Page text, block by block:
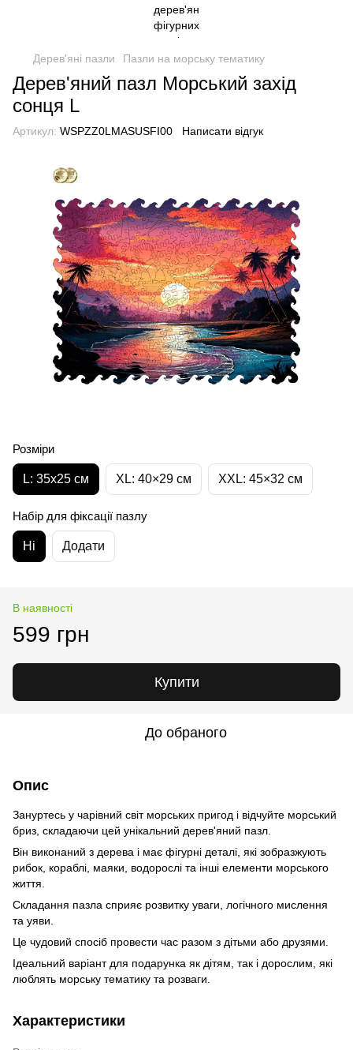
Дерев'яні пазли Пазли на морську тематику
Дерев'яний пазл Морський захід
сонця L
Артикул: WSPZZ0LMASUSFI00 Написати відгук
Розміри
L: 35х25 см XL: 40×29 см XXL: 45×32 cм
Набір для фіксації пазлу
Ні Додати
В наявності
599 грн
Купити
До обраного
Опис
Зануртесь у чарівний світ морських пригод і відчуйте морський
бриз, складаючи цей унікальний дерев'яний пазл.
Він виконаний з дерева і має фігурні деталі, які зобразжують
рибок, кораблі, маяки, водорослі та інші елементи морського
життя.
Складання пазла сприяє розвитку уваги, логічного мислення
та уяви.
Це чудовий спосіб провести час разом з дітьми або друзями.
Ідеальний варіант для подарунка як дітям, так і дорослим, які
люблять морську тематику та розваги.
Характеристики